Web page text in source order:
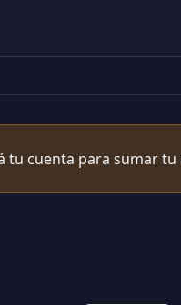
tu cuenta para sumar